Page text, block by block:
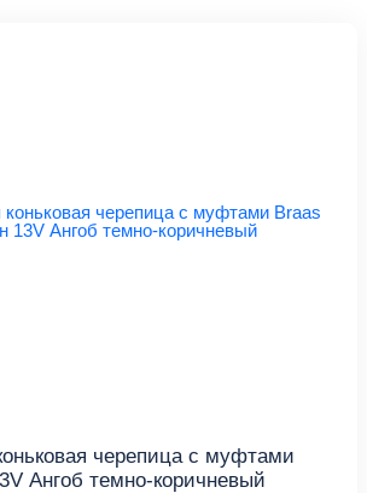
черепица с муфтами
Ангоб темно-коричневый